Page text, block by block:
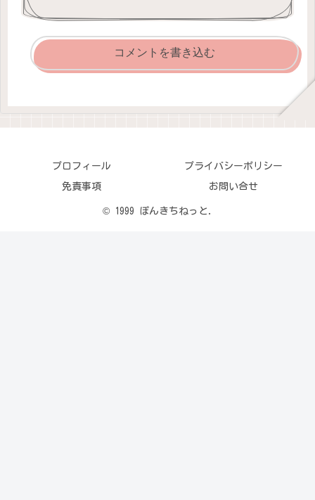
コメントを書き込む
プロフィール プライバシーポリシー
免責事項 お問い合せ
© 1999 ぽんきちねっと.